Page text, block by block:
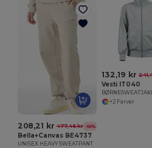
208,21 kr 477,46 kr -56%
Bella+Canvas BE4737
UNISEX HEAVY SWEATPANT
132,19 kr
Vesti IT040
+2 Farver